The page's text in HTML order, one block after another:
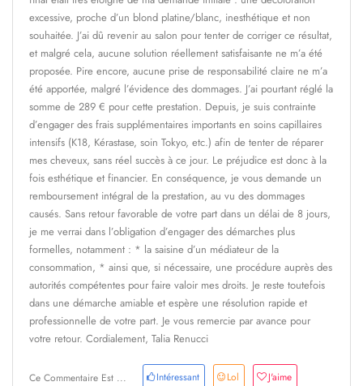
excessive, proche d’un blond platine/blanc, inesthétique et non
souhaitée. J’ai dû revenir au salon pour tenter de corriger ce résultat,
et malgré cela, aucune solution réellement satisfaisante ne m’a été
proposée. Pire encore, aucune prise de responsabilité claire ne m’a
été apportée, malgré l’évidence des dommages. J’ai pourtant réglé la
somme de 289 € pour cette prestation. Depuis, je suis contrainte
d’engager des frais supplémentaires importants en soins capillaires
intensifs (K18, Kérastase, soin Tokyo, etc.) afin de tenter de réparer
mes cheveux, sans réel succès à ce jour. Le préjudice est donc à la
fois esthétique et financier. En conséquence, je vous demande un
remboursement intégral de la prestation, au vu des dommages
causés. Sans retour favorable de votre part dans un délai de 8 jours,
je me verrai dans l’obligation d’engager des démarches plus
formelles, notamment : * la saisine d’un médiateur de la
consommation, * ainsi que, si nécessaire, une procédure auprès des
autorités compétentes pour faire valoir mes droits. Je reste toutefois
dans une démarche amiable et espère une résolution rapide et
professionnelle de votre part. Je vous remercie par avance pour
votre retour. Cordialement, Talia Renucci
Ce Commentaire Est ... Intéressant Lol J'aime